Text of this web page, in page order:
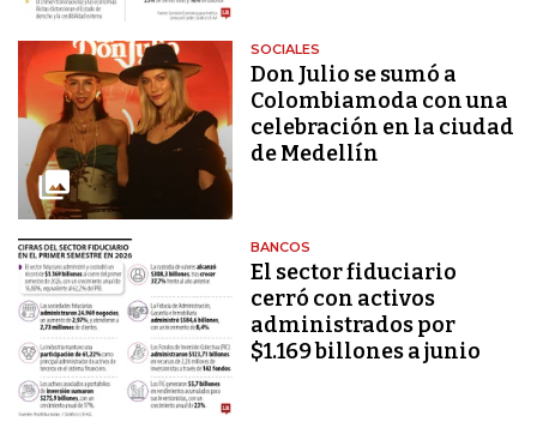
SOCIALES
Don Julio se sumó a
Colombiamoda con una
celebración en la ciudad
de Medellín
BANCOS
El sector fiduciario
cerró con activos
administrados por
$1.169 billones a junio